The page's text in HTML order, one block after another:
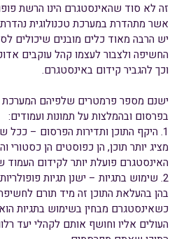
זה לא סוד שהאינסטגרם הינו הרשת
אשר מתהדרת במערכת טכנולוגית
יש הרבה מאוד כלים מובנים שיכולים
החשיפה ולצבור לעצמו קהל עוקבים
וכך להגביר קידום באינסטגרם.
ישנם מספר פרמטרים שלפיהם
בפרסום ובהמלצות על תמונות ועמודים:
1. היקף התוכן ותדירות הפרסום –
מציג יותר תוכן, הן כפוסטים הן כסטורי
האינסטגרם פועלת יותר לקידום
2. שימוש בתגיות – ישנן תגיות
בהן בהעלאת התוכן זה מיד תורם
כשאינסטגרם מבחין בשימוש בתגיות
העולים אליו וחושף אותם לקהלי יעד